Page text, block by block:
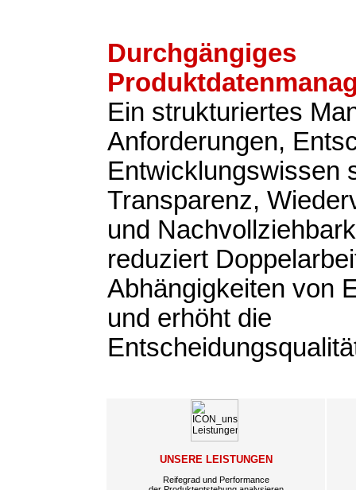
Durchgängiges
Ein strukturiertes
Anforderungen,
Entwicklungswissen
Transparenz,
und
reduziert
Abhängigkeiten von
und erhöht die
UNSERE LEISTUNGEN
Reifegrad und Performance